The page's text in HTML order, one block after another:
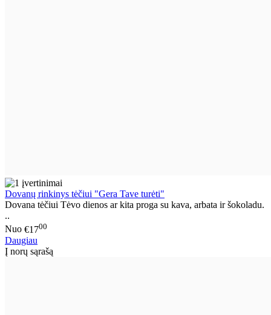
Dovanų rinkinys tėčiui "Gera Tave turėti"
Dovana tėčiui Tėvo dienos ar kita proga su kava, arbata ir šokoladu.
..
Nuo €1700
Daugiau
Į norų sąrašą